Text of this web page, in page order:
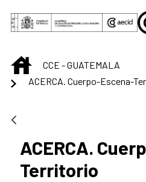
Saltar al contenido principal
INICIOCCE - GUATEMALA
ACERCA. Cuerpo-Escena-
ACERCA.
Territorio